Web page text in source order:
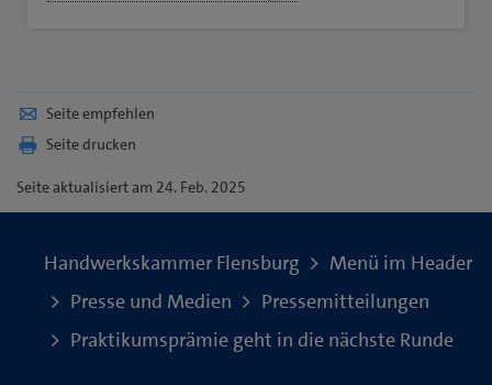
Seite empfehlen
Seite drucken
Seiteaktualisiert am 24. Feb. 2025
Handwerkskammer Flensburg
Menü im Header
Presse und Medien
Pressemitteilungen
Praktikumsprämie geht in die nächste Runde